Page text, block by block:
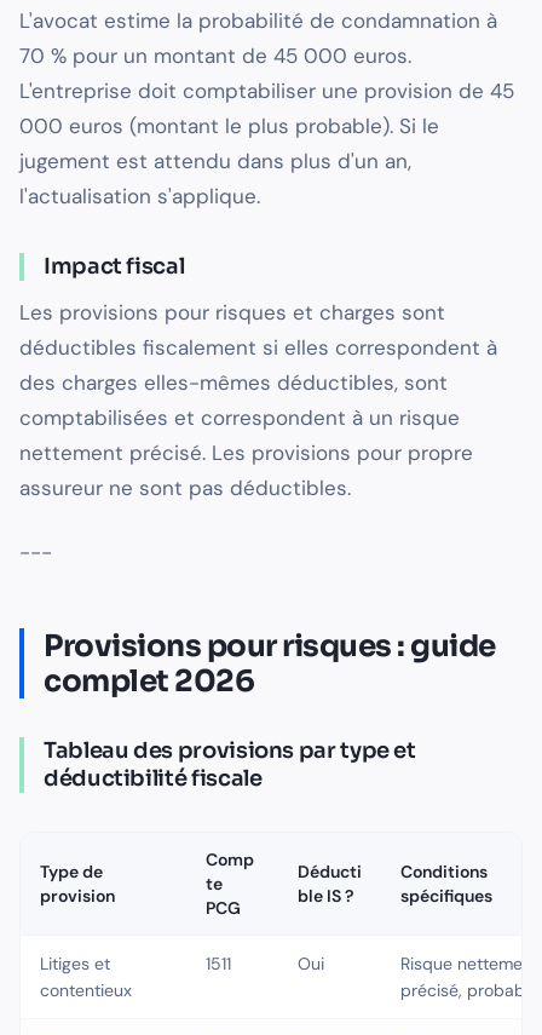
L'avocat estime la probabilité de condamnation à
70 % pour un montant de 45 000 euros.
L'entreprise doit comptabiliser une provision de 45
000 euros (montant le plus probable). Si le
jugement est attendu dans plus d'un an,
l'actualisation s'applique.
Impact fiscal
Les provisions pour risques et charges sont
déductibles fiscalement si elles correspondent à
des charges elles-mêmes déductibles, sont
comptabilisées et correspondent à un risque
nettement précisé. Les provisions pour propre
assureur ne sont pas déductibles.
---
Provisions pour risques : guide
complet 2026
Tableau des provisions par type et
déductibilité fiscale
Type de
provision
Comp
te
PCG
Déducti
ble IS ?
Conditions
spécifiques
Litiges et
contentieux
1511 Oui
Risque nettement
précisé, probable